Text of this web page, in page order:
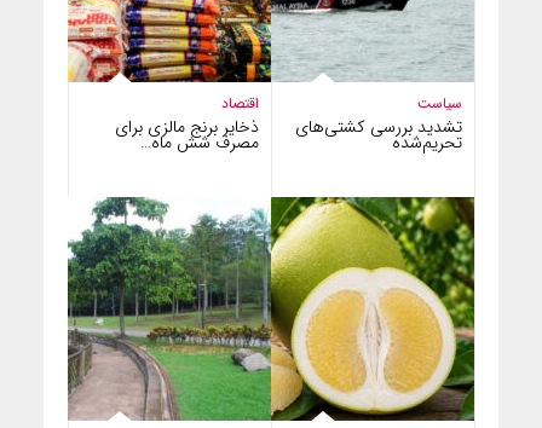
اقتصاد
ذخایر برنج مالزی برای
مصرف شش ماه…
سیاست
تشدید بررسی کشتی‌های
تحریم‌شده